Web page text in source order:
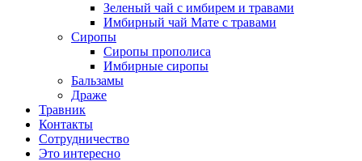
Зеленый чай с имбирем и травами
Имбирный чай Мате с травами
Сиропы
Сиропы прополиса
Имбирные сиропы
Бальзамы
Драже
Травник
Контакты
Сотрудничество
Это интересно